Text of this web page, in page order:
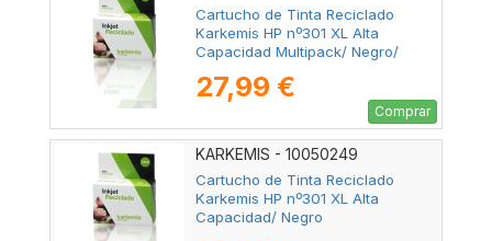
Cartucho de Tinta Reciclado
Karkemis HP nº301 XL Alta
Capacidad Multipack/ Negro/
27,99 €
Comprar
KARKEMIS - 10050249
Cartucho de Tinta Reciclado
Karkemis HP nº301 XL Alta
Capacidad/ Negro